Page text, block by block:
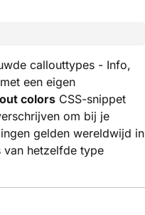
callouttypes - Info,
een eigen
colors CSS-snippet
om bij je
gelden wereldwijd in
van hetzelfde type